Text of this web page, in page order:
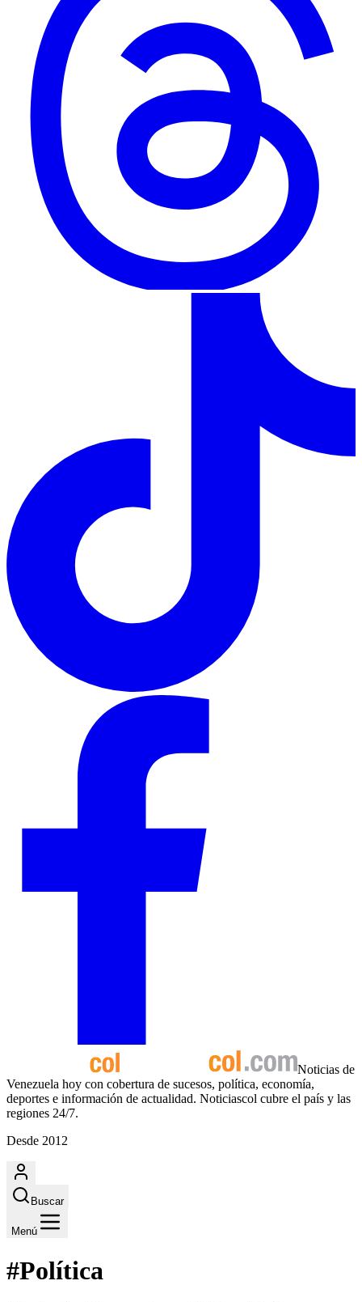
Noticias de
Venezuela hoy con cobertura de sucesos, política, economía,
deportes e información de actualidad. Noticiascol cubre el país y las
regiones 24/7.
Desde 2012
Buscar
Menú
#Política